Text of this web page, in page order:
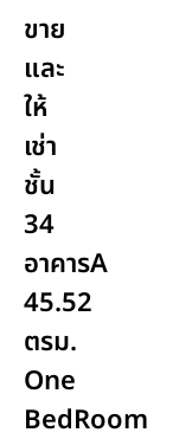
ขาย
และ
ให้
เช่า
ชั้น
34
อาคารA
45.52
ตรม.
One
BedRoom